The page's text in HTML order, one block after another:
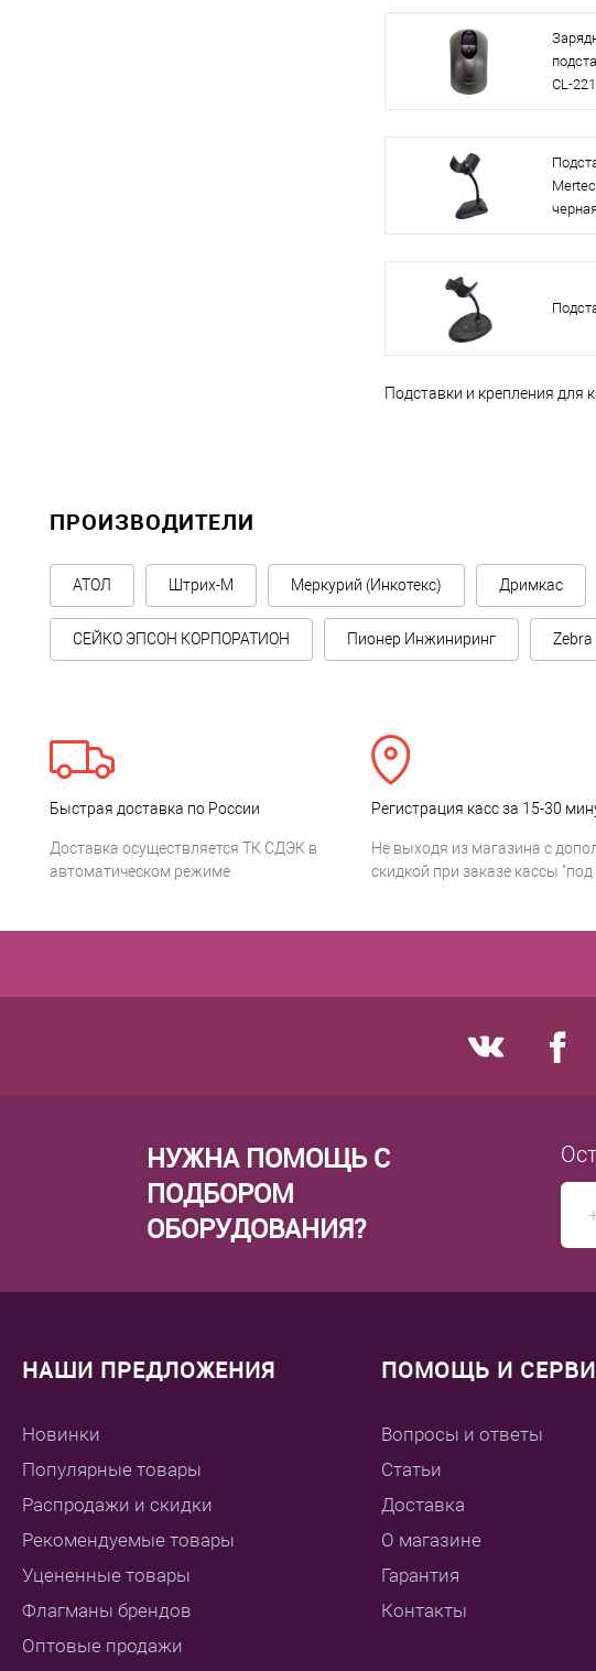
CL-
черная
Подставки и крепления для
ПРОИЗВОДИТЕЛИ
АТОЛ Штрих-М Меркурий (Инкотекс) Дримкас
СЕЙКО ЭПСОН КОРПОРАТИОН Пионер Инжиниринг Zebra
Быстрая доставка по России
Доставка осуществляется ТК СДЭК в
автоматическом режиме
Регистрация касс за 15-30
Не выходя из магазина с
скидкой при заказе кассы
НУЖНА ПОМОЩЬ С
ПОДБОРОМ
ОБОРУДОВАНИЯ?
НАШИ ПРЕДЛОЖЕНИЯ
Новинки
Популярные товары
Распродажи и скидки
Рекомендуемые товары
Уцененные товары
Флагманы брендов
Оптовые продажи
ПОМОЩЬ И
Вопросы и ответы
Статьи
Доставка
О магазине
Гарантия
Контакты